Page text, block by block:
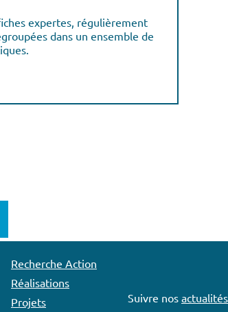
expertes, régulièrement
dans un ensemble de
Recherche Action
Réalisations
Projets
Suivre nos actualités